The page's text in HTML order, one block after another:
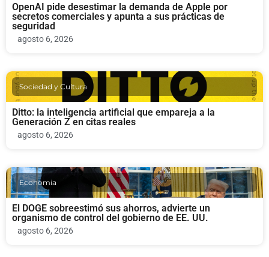
OpenAI pide desestimar la demanda de Apple por
secretos comerciales y apunta a sus prácticas de
seguridad
agosto 6, 2026
Sociedad y Cultura
Ditto: la inteligencia artificial que empareja a la
Generación Z en citas reales
agosto 6, 2026
Economia
El DOGE sobreestimó sus ahorros, advierte un
organismo de control del gobierno de EE. UU.
agosto 6, 2026